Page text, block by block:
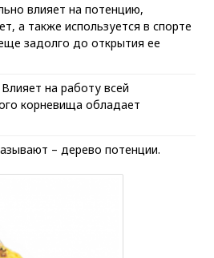
влияет на потенцию,
а также используется в спорте
задолго до открытия ее
на работу всей
корневища обладает
– дерево потенции.